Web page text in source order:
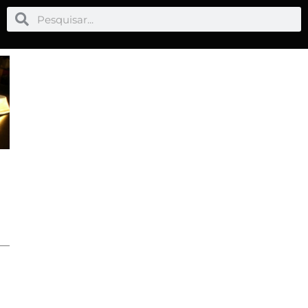
Pesquisar
Pesquisar